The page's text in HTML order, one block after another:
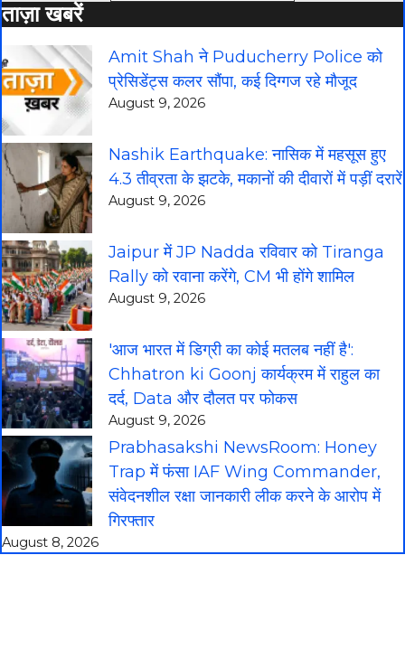
ताज़ा खबरें
Amit Shah ने Puducherry Police को
प्रेसिडेंट्स कलर सौंपा, कई दिग्गज रहे मौजूद
August 9, 2026
Nashik Earthquake: नासिक में महसूस हुए
4.3 तीव्रता के झटके, मकानों की दीवारों में पड़ीं दरारें
August 9, 2026
Jaipur में JP Nadda रविवार को Tiranga
Rally को रवाना करेंगे, CM भी होंगे शामिल
August 9, 2026
'आज भारत में डिग्री का कोई मतलब नहीं है':
Chhatron ki Goonj कार्यक्रम में राहुल का
दर्द, Data और दौलत पर फोकस
August 9, 2026
Prabhasakshi NewsRoom: Honey
Trap में फंसा IAF Wing Commander,
संवेदनशील रक्षा जानकारी लीक करने के आरोप में
गिरफ्तार
August 8, 2026